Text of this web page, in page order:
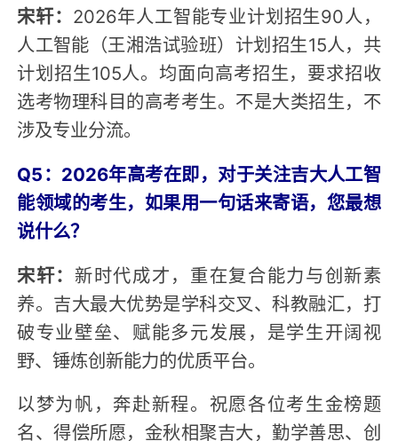
宋轩： 2026年人工智能专业计划招生90人，
人工智能（王湘浩试验班）计划招生15人，共
计划招生105人。均面向高考招生，要求招收
选考物理科目的高考考生。不是大类招生，不
涉及专业分流。
Q5：2026年高考在即，对于关注吉大人工智
能领域的考生，如果用一句话来寄语，您最想
说什么？
宋轩： 新时代成才，重在复合能力与创新素
养。吉大最大优势是学科交叉、科教融汇，打
破专业壁垒、赋能多元发展，是学生开阔视
野、锤炼创新能力的优质平台。
以梦为帆，奔赴新程。祝愿各位考生金榜题
名、得偿所愿，金秋相聚吉大，勤学善思、创